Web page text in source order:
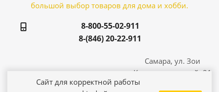
большой выбор товаров для дома и хобби.
8-800-55-02-911
8-(846) 20-22-911
Самара, ул. Зои
Космодемьянской, 21
Сайт для корректной работы